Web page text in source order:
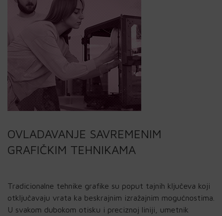
OVLADAVANJE SAVREMENIM
GRAFIČKIM TEHNIKAMA
Tradicionalne tehnike grafike su poput tajnih ključeva koji
otključavaju vrata ka beskrajnim izražajnim mogućnostima.
U svakom dubokom otisku i preciznoj liniji, umetnik